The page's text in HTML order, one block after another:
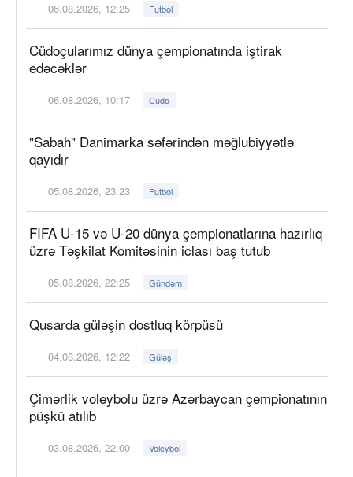
06.08.2026, 12:25 Futbol
Cüdoçularımız dünya çempionatında iştirak
edəcəklər
06.08.2026, 10:17 Cüdo
"Sabah" Danimarka səfərindən məğlubiyyətlə
qayıdır
05.08.2026, 23:23 Futbol
FIFA U-15 və U-20 dünya çempionatlarına hazırlıq
üzrə Təşkilat Komitəsinin iclası baş tutub
05.08.2026, 22:25 Gündəm
Qusarda güləşin dostluq körpüsü
04.08.2026, 12:22 Güləş
Çimərlik voleybolu üzrə Azərbaycan çempionatının
püşkü atılıb
03.08.2026, 22:00 Voleybol